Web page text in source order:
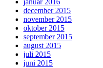
december 2015
november 2015
oktober 2015
september 2015
august 2015
juli 2015
juni 2015